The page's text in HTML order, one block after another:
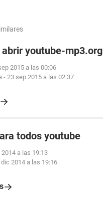
abrir youtube-mp3.org
2015 a las 00:06
- 23 sep 2015 a las 02:37
todos youtube
2014 a las 19:13
dic 2014 a las 19:16